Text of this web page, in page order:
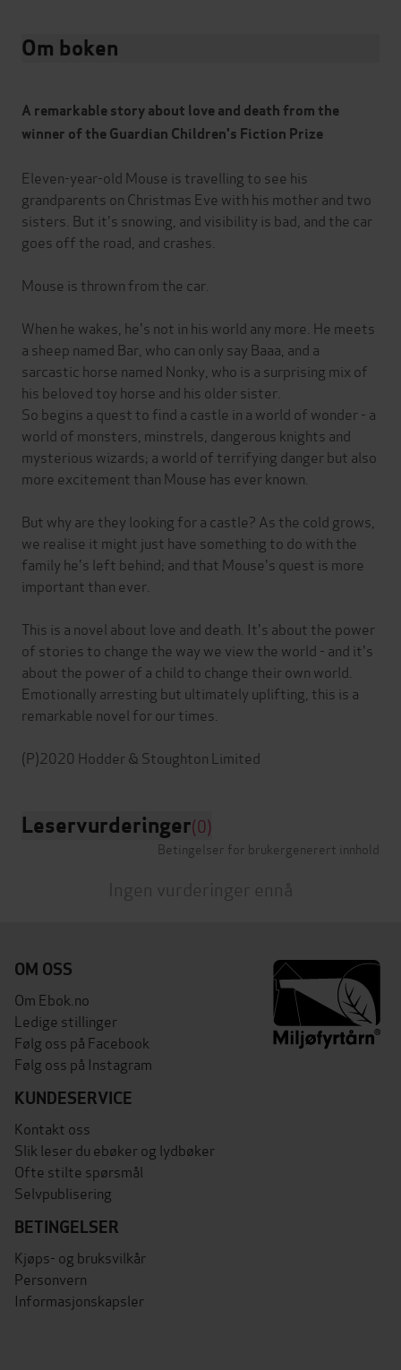
Om boken
A remarkable story about love and death from the
winner of the Guardian Children's Fiction Prize
Eleven-year-old Mouse is travelling to see his
grandparents on Christmas Eve with his mother and two
sisters. But it's snowing, and visibility is bad, and the car
goes off the road, and crashes.
Mouse is thrown from the car.
When he wakes, he's not in his world any more. He meets
a sheep named Bar, who can only say Baaa, and a
sarcastic horse named Nonky, who is a surprising mix of
his beloved toy horse and his older sister.
So begins a quest to find a castle in a world of wonder - a
world of monsters, minstrels, dangerous knights and
mysterious wizards; a world of terrifying danger but also
more excitement than Mouse has ever known.
But why are they looking for a castle? As the cold grows,
we realise it might just have something to do with the
family he's left behind; and that Mouse's quest is more
important than ever.
This is a novel about love and death. It's about the power
of stories to change the way we view the world - and it's
about the power of a child to change their own world.
Emotionally arresting but ultimately uplifting, this is a
remarkable novel for our times.
Leservurderinger(0)
Betingelser for brukergenerert innhold
Ingen vurderinger ennå
OM OSS
Om Ebok.no
Ledige stillinger
Følg oss på Facebook
Følg oss på Instagram
KUNDESERVICE
Kontakt oss
Slik leser du ebøker og lydbøker
Ofte stilte spørsmål
Selvpublisering
BETINGELSER
Kjøps- og bruksvilkår
Personvern
Informasjonskapsler